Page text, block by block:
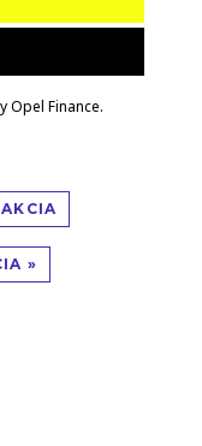
Opel Finance.
»